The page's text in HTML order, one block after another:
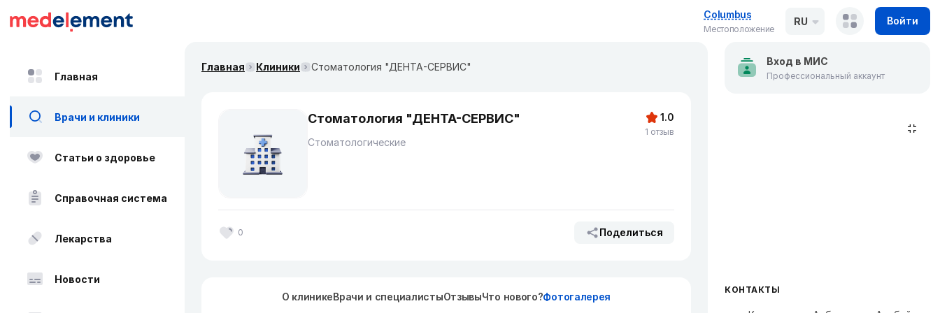
Columbus
Местоположение
RU Войти
Главная
Врачи и клиники
Статьи о здоровье
Справочная система
Лекарства
Новости
Главная Клиники Стоматология "ДЕНТА-СЕРВИС"
Стоматология "ДЕНТА-СЕРВИС"
Стоматологические
0 Поделиться
1.0
1 отзыв
О клиникеВрачи и специалистыОтзывыЧто нового?Фотогалерея
Вход в МИС
Профессиональный аккаунт
КОНТАКТЫ